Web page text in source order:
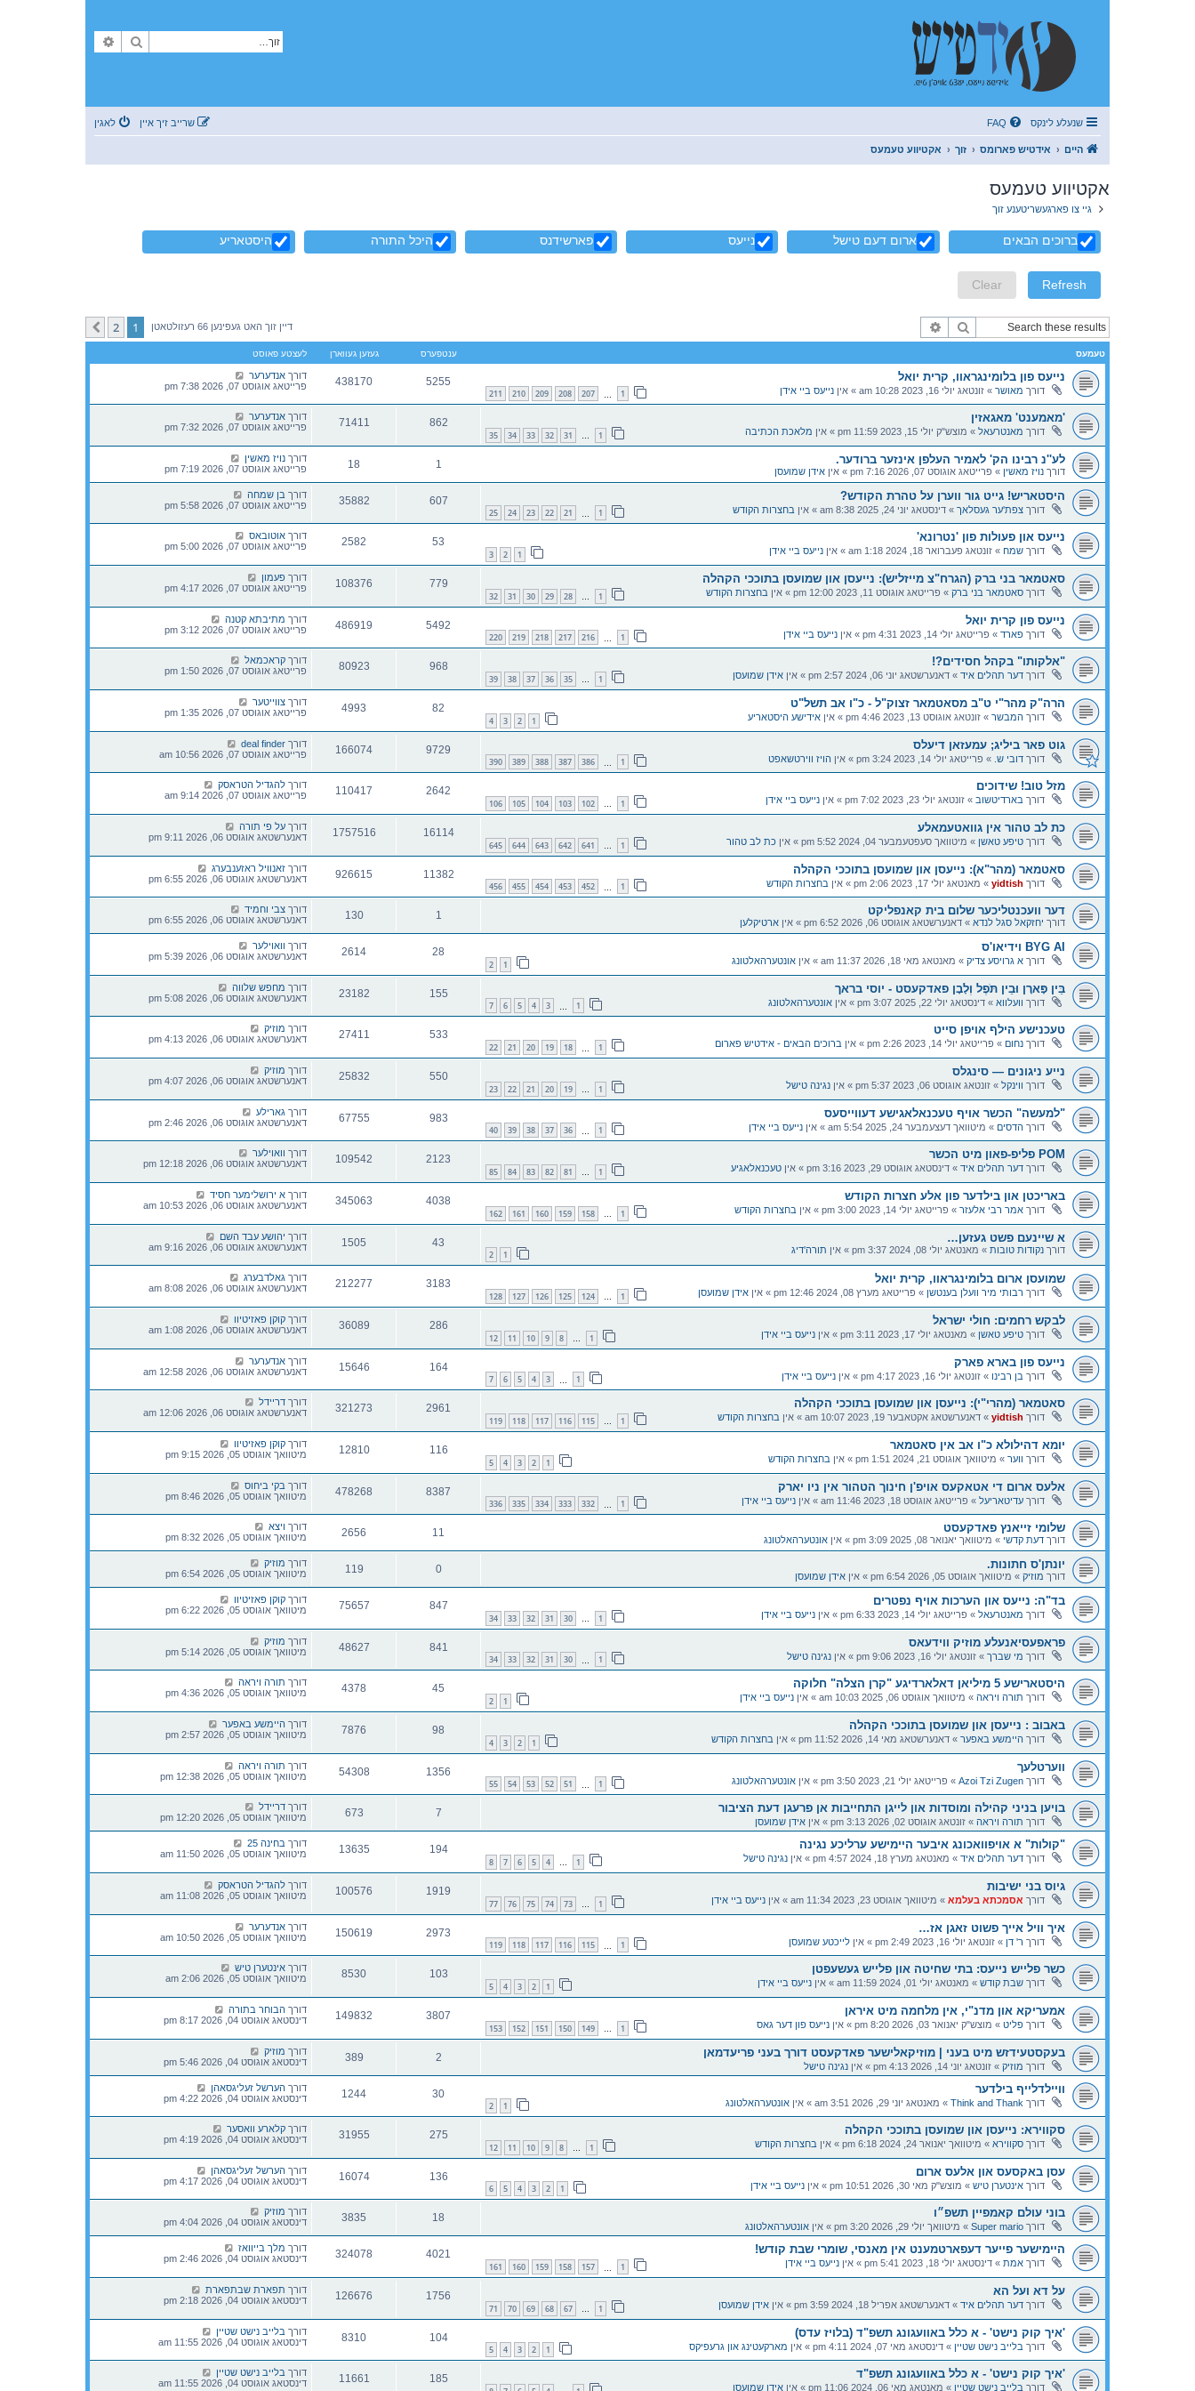
זוך
שנעלע לינקס FAQ לאגין שרייב זיך איין
היים אידטיש פארומס זוך אקטיווע טעמעס
אקטיווע טעמעס
גיי צו פארגעשריטענע זוך
ברוכים הבאים ארום דעם טישל נייעס פארשידנס היכל התורה היסטאריע
זוך דיין זוך האט געפינען 66 רעזולטאטן 1
2
קומענדיגע
טעמעס ענטפערס געזען געווארן לעצטע פאוסט
נייעס פון בלומינגראוו, קרית יואל
דורך מאושר » זונטאג יולי 16, 2023 10:28 am » אין נייעס ביי אידן 1
207
208
209
210
211
5255
438170 דורך אנדערער
פרייטאג אוגוסט 07, 2026 7:38 pm
'מאמענט' מאגאזין
דורך מאנטרעאל » מוצש"ק יולי 15, 2023 11:59 pm » אין מלאכת הכתיבה 1
…
31
32
33
34
35
862
71411 דורך אנדערער
פרייטאג אוגוסט 07, 2026 7:32 pm
לע''נ רבינו הק' לאמיר העלפן אינזער ברודער.
דורך נויז מאשין » פרייטאג אוגוסט 07, 2026 7:16 pm » אין אידן שמועסן
1
18 דורך נויז מאשין
פרייטאג אוגוסט 07, 2026 7:19 pm
היסטאריש! גייט גור ווערן על טהרת הקודש?
דורך צפת'ער געסלאך » דינסטאג יוני 24, 2025 8:38 am » אין בחצרות הקודש 1
21
22
23
24
25
607
35882 דורך בן שמחה
פרייטאג אוגוסט 07, 2026 5:58 pm
נייעס און פעולות פון 'נטרונא'
דורך שמח » זונטאג פעברואר 18, 2024 1:18 am » אין נייעס ביי אידן 1
2
3
53
2582 דורך אוטובאס
פרייטאג אוגוסט 07, 2026 5:00 pm
סאטמאר בני ברק (הגרח"צ מייזליש): נייעסן און שמועסן בתוככי הקהלה
דורך סאטמאר בני ברק » פרייטאג אוגוסט 11, 2023 12:00 pm » אין בחצרות הקודש 1
…
28
29
30
31
32
779
108376 דורך פעמון
פרייטאג אוגוסט 07, 2026 4:17 pm
נייעס פון קרית יואל
דורך פארד » פרייטאג יולי 14, 2023 4:31 pm » אין נייעס ביי אידן 1
216
217
218
219
220
5492
486919 דורך מתיבתא קטנה
פרייטאג אוגוסט 07, 2026 3:12 pm
"אלקותו" בקהל חסידים?!
דורך דער תהלים איד » דאנערשטאג יוני 06, 2024 2:57 pm » אין אידן שמועסן 1
…
35
36
37
38
39
968
80923 דורך קראכמאל
פרייטאג אוגוסט 07, 2026 1:50 pm
הרה"ק מהר"י ט"ב מסאטמאר זצוק"ל - כ"ו אב תשל"ט
דורך המבשר » זונטאג אוגוסט 13, 2023 4:46 pm » אין אידישע היסטאריע 1
2
3
4
82
4993 דורך צווייטער
פרייטאג אוגוסט 07, 2026 1:35 pm
גוט פאר ביליג; עמעזאן דיעלס
דורך דובי ש. » פרייטאג יולי 14, 2023 3:24 pm » אין הויז ווירטשאפט 1
386
387
388
389
390
9729
166074 דורך deal finder
פרייטאג אוגוסט 07, 2026 10:56 am
מזל טוב! שידוכים
דורך בארדיטשוב » זונטאג יולי 23, 2023 7:02 pm » אין נייעס ביי אידן 1
…
102
103
104
105
106
2642
110417 דורך להגדיל הטראסק
פרייטאג אוגוסט 07, 2026 9:14 am
כת לב טהור אין גוואטעמאלע
דורך טיפע טאשן » מיטוואך סעפטעמבער 04, 2024 5:52 pm » אין כת לב טהור 1
…
641
642
643
644
645
16114
1757516 דורך על פי תורה
דאנערשטאג אוגוסט 06, 2026 9:11 pm
סאטמאר (מהר"א): נייעסן און שמועסן בתוככי הקהלה
דורך yidtish
» מאנטאג יולי 17, 2023 2:06 pm » אין בחצרות הקודש 1
452
453
454
455
456
11382
926615 דורך זאנוויל ראזענבערג
דאנערשטאג אוגוסט 06, 2026 6:55 pm
דער וועכנטליכער שלום בית קאנפליקט
דורך יחזקאל סגל לנדא » דאנערשטאג אוגוסט 06, 2026 6:52 pm » אין ארטיקלען
1
130 דורך צבי וחמיד
דאנערשטאג אוגוסט 06, 2026 6:55 pm
BYG AI וידיאו'ס
דורך א גרויסע צדיק » מאנטאג מאי 18, 2026 11:37 am » אין אונטערהאלטונג 1
2
28
2614 דורך וואוילער
דאנערשטאג אוגוסט 06, 2026 5:39 pm
בֵּין פָּארָן וּבֵין תֹּפֶל וְלָבָן פאדקעסט - יוסי בראך
דורך וועלווא » דינסטאג יולי 22, 2025 3:07 pm » אין אונטערהאלטונג 1
3
4
5
6
7
155
23182 דורך מחפש שלווה
דאנערשטאג אוגוסט 06, 2026 5:08 pm
טעכנישע הילף אויפן סייט
דורך נחום » פרייטאג יולי 14, 2023 2:26 pm » אין ברוכים הבאים - אידטיש פארום 1
18
19
20
21
22
533
27411 דורך מוזיק
דאנערשטאג אוגוסט 06, 2026 4:13 pm
נייע ניגונים — סינגלס
דורך ווינקל » זונטאג אוגוסט 06, 2023 5:37 pm » אין נגינה טישל 1
…
19
20
21
22
23
550
25832 דורך מוזיק
דאנערשטאג אוגוסט 06, 2026 4:07 pm
"למעשה" הכשר אויף טעכנאלאגישע דעווייסעס
דורך הדסים » מיטוואך דעצעמבער 24, 2025 5:54 am » אין נייעס ביי אידן 1
36
37
38
39
40
983
67755 דורך גארילע
דאנערשטאג אוגוסט 06, 2026 2:46 pm
POM פליפ-פאון מיט הכשר
דורך דער תהלים איד » דינסטאג אוגוסט 29, 2023 3:16 pm » אין טעכנאלאגיע 1
…
81
82
83
84
85
2123
109542 דורך וואוילער
דאנערשטאג אוגוסט 06, 2026 12:18 pm
באריכטן און בילדער פון אלע חצרות הקודש
דורך אמר רבי אלעזר » פרייטאג יולי 14, 2023 3:00 pm » אין בחצרות הקודש 1
…
158
159
160
161
162
4038
345063 דורך א ירושלימער חסיד
דאנערשטאג אוגוסט 06, 2026 10:53 am
א שיינעם פשט געזען…
דורך נקודות טובות » מאנטאג יולי 08, 2024 3:37 pm » אין תורה'דיג 1
2
43
1505 דורך יהושע עבד השם
דאנערשטאג אוגוסט 06, 2026 9:16 am
שמועסן ארום בלומינגראוו, קרית יואל
דורך רבותי מיר וועלן בענטשן » פרייטאג מערץ 08, 2024 12:46 pm » אין אידן שמועסן 1
…
124
125
126
127
128
3183
212277 דורך גאלדבערג
דאנערשטאג אוגוסט 06, 2026 8:08 am
לבקש רחמים: חולי ישראל
דורך טיפע טאשן » מאנטאג יולי 17, 2023 3:11 pm » אין נייעס ביי אידן 1
…
8
9
10
11
12
286
36089 דורך קוקן פאזיטיוו
דאנערשטאג אוגוסט 06, 2026 1:08 am
נייעס פון בארא פארק
דורך בן רבינו » זונטאג יולי 16, 2023 4:17 pm » אין נייעס ביי אידן 1
3
4
5
6
7
164
15646 דורך אנדערער
דאנערשטאג אוגוסט 06, 2026 12:58 am
סאטמאר (מהרי"י): נייעסן און שמועסן בתוככי הקהלה
דורך yidtish
» דאנערשטאג אקטאבער 19, 2023 10:07 am » אין בחצרות הקודש 1
…
115
116
117
118
119
2961
321273 דורך דריידל
דאנערשטאג אוגוסט 06, 2026 12:06 am
יומא דהילולא כ"ו אב אין סאטמאר
דורך ווער » מיטוואך אוגוסט 21, 2024 1:51 pm » אין בחצרות הקודש 1
2
3
4
5
116
12810 דורך קוקן פאזיטיוו
מיטוואך אוגוסט 05, 2026 9:15 pm
אלעס ארום די אטאקעס אויפ'ן חינוך הטהור אין ניו יארק
דורך עדיטאריעל » פרייטאג אוגוסט 18, 2023 11:46 am » אין נייעס ביי אידן 1
332
333
334
335
336
8387
478268 דורך בקי ביחוס
מיטוואך אוגוסט 05, 2026 8:46 pm
שלומי זייאנץ פאדקעסט
דורך דעת קדשי » מיטוואך יאנואר 08, 2025 3:09 pm » אין אונטערהאלטונג
11
2656 דורך ויצא
מיטוואך אוגוסט 05, 2026 8:32 pm
יונתן'ס חתונות.
דורך מוזיק » מיטוואך אוגוסט 05, 2026 6:54 pm » אין אידן שמועסן
0
119 דורך מוזיק
מיטוואך אוגוסט 05, 2026 6:54 pm
בד"ה: נייעס און הערכות אויף נפטרים
דורך מאנטרעאל » פרייטאג יולי 14, 2023 6:33 pm » אין נייעס ביי אידן 1
…
30
31
32
33
34
847
75657 דורך קוקן פאזיטיוו
מיטוואך אוגוסט 05, 2026 6:22 pm
פראפעסיאנעלע מוזיק ווידעאס
דורך מי שברך » זונטאג יולי 16, 2023 9:06 pm » אין נגינה טישל 1
30
31
32
33
34
841
48627 דורך מוזיק
מיטוואך אוגוסט 05, 2026 5:14 pm
היסטארישע 5 מיליאן דאלארדיגע "קרן הצלה" חלוקה
דורך תורה ויראה » מיטוואך אוגוסט 06, 2025 10:03 am » אין נייעס ביי אידן 1
2
45
4378 דורך תורה ויראה
מיטוואך אוגוסט 05, 2026 4:36 pm
באבוב : נייעסן און שמועסן בתוככי הקהלה
דורך היימשע באפער » דאנערשטאג מאי 14, 2026 11:52 pm » אין בחצרות הקודש 1
2
3
4
98
7876 דורך היימשע באפער
מיטוואך אוגוסט 05, 2026 2:57 pm
ווערטלעך
דורך Azoi Tzi Zugen
» פרייטאג יולי 21, 2023 3:50 pm » אין אונטערהאלטונג 1
51
52
53
54
55
1356
54308 דורך תורה ויראה
מיטוואך אוגוסט 05, 2026 12:38 pm
בויען בניני קהילה ומוסדות און לייגן התחייבות אן פרעגן דעת הציבור
דורך תורה ויראה » זונטאג אוגוסט 02, 2026 3:13 pm » אין אידן שמועסן
7
673 דורך דריידל
מיטוואך אוגוסט 05, 2026 12:20 pm
"קולות" א אויפוואכונג איבער היימישע ערליכע נגינה
דורך דער תהלים איד » מאנטאג מערץ 18, 2024 4:57 pm » אין נגינה טישל 1
…
4
5
6
7
8
194
13635 דורך בחינה 25
מיטוואך אוגוסט 05, 2026 11:50 am
גיוס בני ישיבות
דורך אסמכתא בעלמא » מיטוואך אוגוסט 23, 2023 11:34 am » אין נייעס ביי אידן 1
…
73
74
75
76
77
1919
100576 דורך להגדיל הטראסק
מיטוואך אוגוסט 05, 2026 11:08 am
איך וויל אייך פשוט זאגן אז…
דורך ר' דן » זונטאג יולי 16, 2023 2:49 pm » אין לייכטע שמועסן 1
115
116
117
118
119
2973
150619 דורך אנדערער
מיטוואך אוגוסט 05, 2026 10:50 am
כשר פלייש נייעס: בתי שחיטה און פלייש געשעפטן
דורך שבת קודש » מאנטאג יולי 01, 2024 11:59 am » אין נייעס ביי אידן 1
2
3
4
5
103
8530 דורך אינטערן טיש
מיטוואך אוגוסט 05, 2026 2:06 am
אמעריקא און מדנ"י, אין מלחמה מיט איראן
דורך פליט » מוצש"ק יאנואר 03, 2026 8:20 pm » אין נייעס פון דער גאס 1
…
149
150
151
152
153
3807
149832 דורך הבוחר בתורה
דינסטאג אוגוסט 04, 2026 8:17 pm
בעקסטעידזש מיט בעני | מוזיקאלישער פאדקעסט דורך בעני פריעדמאן
דורך מוזיק » זונטאג יוני 14, 2026 4:13 pm » אין נגינה טישל
2
389 דורך מוזיק
דינסטאג אוגוסט 04, 2026 5:46 pm
וויילדלייף בילדער
דורך Think and Thank
» מאנטאג יוני 29, 2026 3:51 am » אין אונטערהאלטונג 1
2
30
1244 דורך הערשל זעליגסאהן
דינסטאג אוגוסט 04, 2026 4:22 pm
סקווירא: נייעסן און שמועסן בתוככי הקהלה
דורך סקווירא » מיטוואך יאנואר 24, 2024 6:18 pm » אין בחצרות הקודש 1
…
8
9
10
11
12
275
31955 דורך קלארע וואסער
דינסטאג אוגוסט 04, 2026 4:19 pm
עסן באקסעס און אלעס ארום
דורך אינטערן טיש » מוצש"ק מאי 30, 2026 10:51 pm » אין נייעס ביי אידן 1
2
3
4
5
6
136
16074 דורך הערשל זעליגסאהן
דינסטאג אוגוסט 04, 2026 4:17 pm
בוני עולם קאמפיין תשפ״ו
דורך Super mario
» מיטוואך יולי 29, 2026 3:20 pm » אין אונטערהאלטונג
18
3835 דורך מוזיק
דינסטאג אוגוסט 04, 2026 4:04 pm
היימישער פייער דעפארטמענט אין מאנסי, שומרי שבת קודש!
דורך אמת » דינסטאג יולי 18, 2023 5:41 pm » אין נייעס ביי אידן 1
157
158
159
160
161
4021
324078 דורך מלך בייוואז
דינסטאג אוגוסט 04, 2026 2:46 pm
על דא ועל הא
דורך דער תהלים איד » דאנערשטאג אפריל 18, 2024 3:59 pm » אין אידן שמועסן 1
…
67
68
69
70
71
1756
126676 דורך תפארת שבתפארת
דינסטאג אוגוסט 04, 2026 2:18 pm
'איך קוק נישט' - א כלל באוועגונג תשפ"ד (בלויז עדס)
דורך בלייב נישט שטיין » דינסטאג מאי 07, 2024 4:11 pm » אין מארקעטינג און גרעפיקס 1
2
3
4
5
104
8310 דורך בלייב נישט שטיין
דינסטאג אוגוסט 04, 2026 11:55 am
'איך קוק נישט' - א כלל באוועגונג תשפ"ד
דורך בלייב נישט שטיין » מאנטאג מאי 06, 2024 11:06 pm » אין אידן שמועסן
185
11661 דורך בלייב נישט שטיין
דינסטאג אוגוסט 04, 2026 11:55 am